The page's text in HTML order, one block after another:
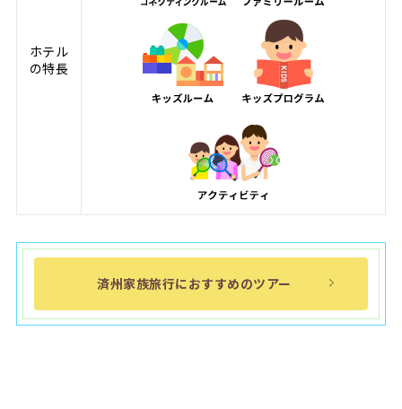
ホテル
の特長
済州家族旅行におすすめのツアー